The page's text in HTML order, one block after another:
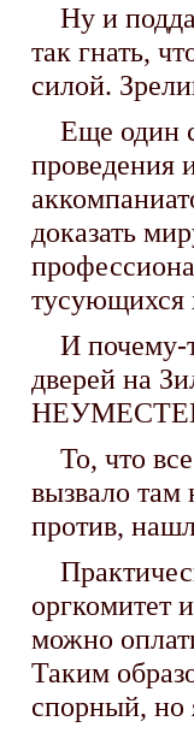
Ну и
так гнать,
силой.
Еще один
проведения
доказать
тусующихся
И почему-то
дверей на
То, что все
вызвало там
против,
оргкомитет
можно
Таким
спорный, но